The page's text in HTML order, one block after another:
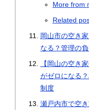
More from
Related
岡山市の空き
なる？管理の
【岡山の空き
がゼロになる
制度
瀬戸内市で空